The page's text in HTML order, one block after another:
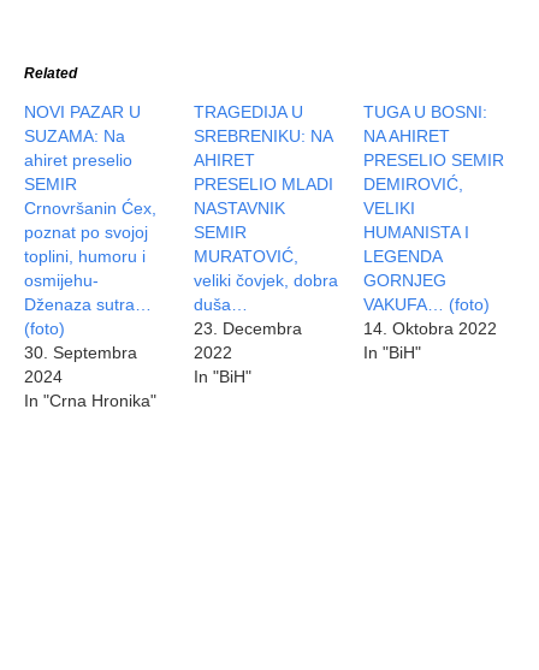
Related
NOVI PAZAR U
SUZAMA: Na
ahiret preselio
SEMIR
Crnovršanin Ćex,
poznat po svojoj
toplini, humoru i
osmijehu-
Dženaza sutra…
(foto)
30. Septembra
2024
In "Crna Hronika"
TRAGEDIJA U
SREBRENIKU: NA
AHIRET
PRESELIO MLADI
NASTAVNIK
SEMIR
MURATOVIĆ,
veliki čovjek, dobra
duša…
23. Decembra
2022
In "BiH"
TUGA U BOSNI:
NA AHIRET
PRESELIO SEMIR
DEMIROVIĆ,
VELIKI
HUMANISTA I
LEGENDA
GORNJEG
VAKUFA… (foto)
14. Oktobra 2022
In "BiH"